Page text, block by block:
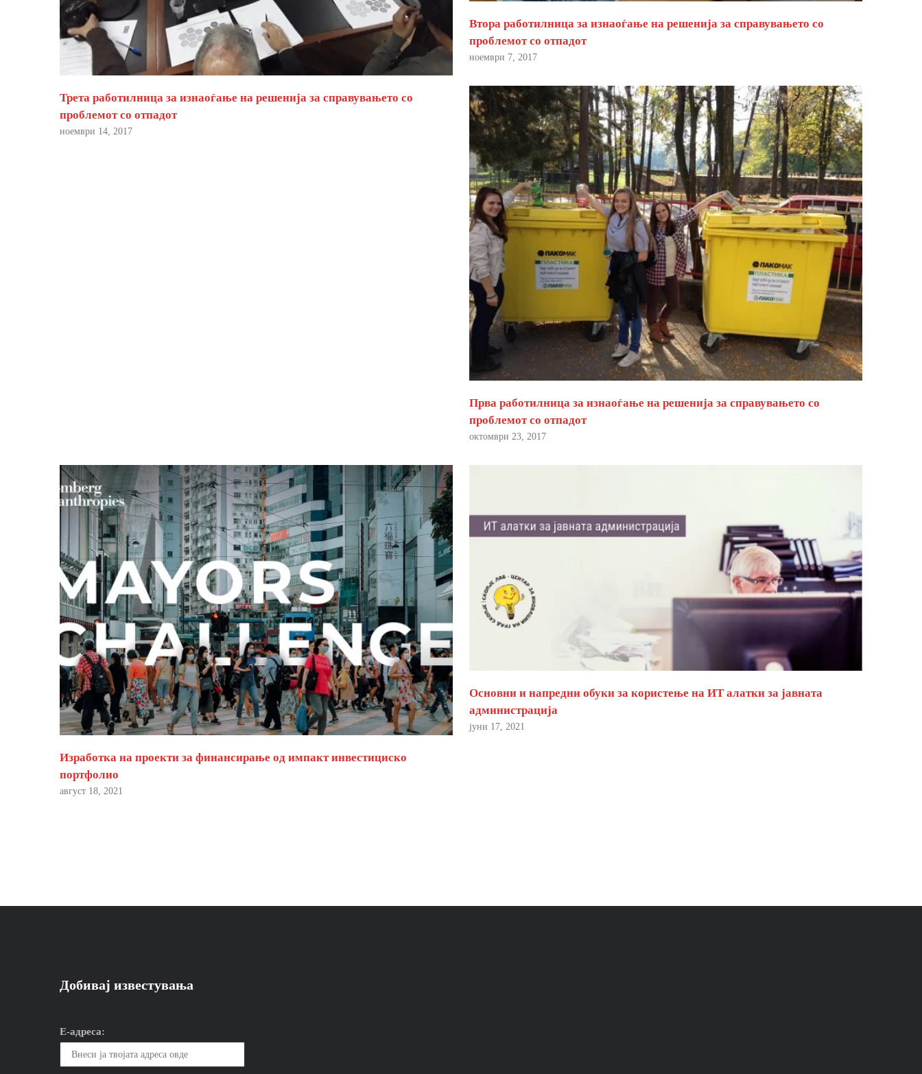
Трета работилница за изнаоѓање на решенија за справувањето со
проблемот со отпадот
ноември 14, 2017
Втора работилница за изнаоѓање на решенија за справувањето со
проблемот со отпадот
ноември 7, 2017
Прва работилница за изнаоѓање на решенија за справувањето со
проблемот со отпадот
октомври 23, 2017
Изработка на проекти за финансирање од импакт инвестициско
портфолио
август 18, 2021
Основни и напредни обуки за користење на ИТ алатки за јавната
администрација
јуни 17, 2021
Добивај известувања
Е-адреса: